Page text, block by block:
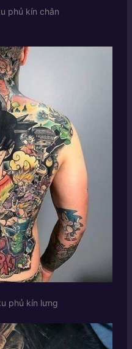
phủ kín chân
phủ kín lưng